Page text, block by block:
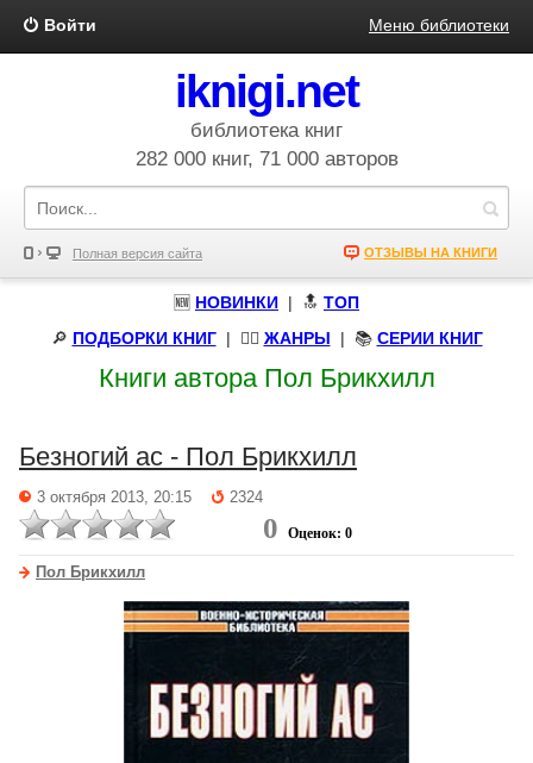
Войти Меню библиотеки
iknigi.net
библиотека книг
282 000 книг, 71 000 авторов
Полная версия сайта ОТЗЫВЫ НА КНИГИ
🆕 НОВИНКИ | 🔝 ТОП
🔎 ПОДБОРКИ КНИГ| 🧝‍♀️ ЖАНРЫ | 📚 СЕРИИ КНИГ
Книги автора Пол Брикхилл
Безногий ас - Пол Брикхилл
3 октября 2013, 20:15 2324
0 Оценок: 0
Пол Брикхилл